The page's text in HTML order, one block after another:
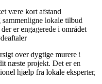
være kort afstand
lokale tilbud
er engagerede i området
over dygtige murere i
næste projekt. Det er en
hjælp fra lokale eksperter,